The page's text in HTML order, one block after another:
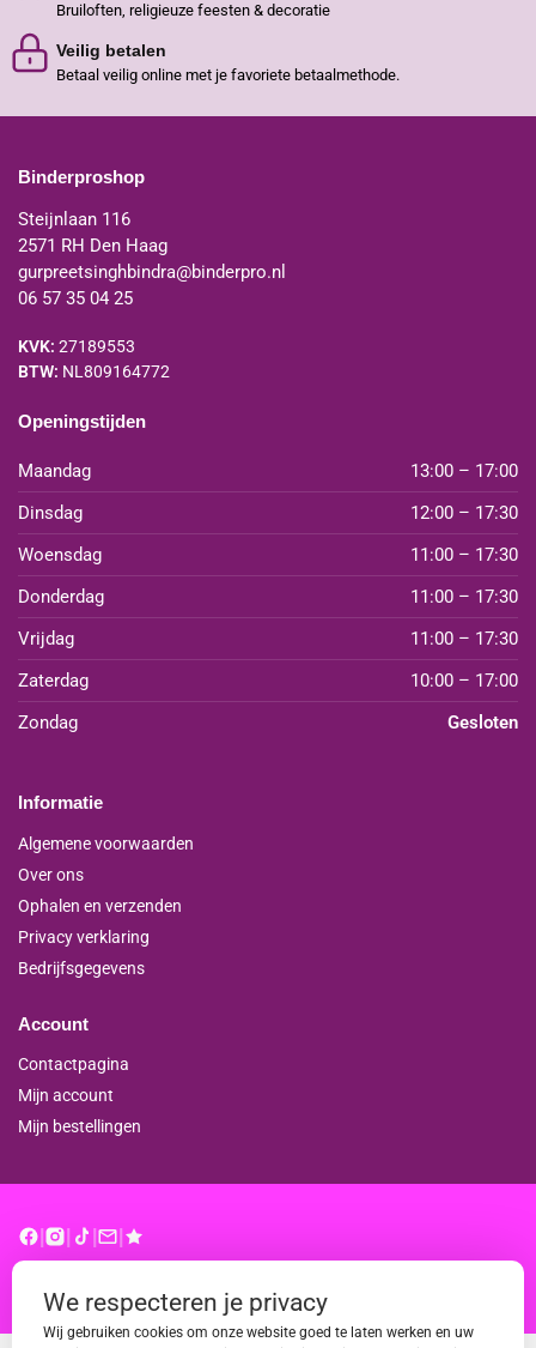
Bruiloften, religieuze feesten & decoratie
Veilig betalen
Betaal veilig online met je favoriete betaalmethode.
Binderproshop
Steijnlaan 116
2571 RH Den Haag
gurpreetsinghbindra@binderpro.nl
06 57 35 04 25
KVK: 27189553
BTW: NL809164772
Openingstijden
Maandag
13:00 – 17:00
Dinsdag
12:00 – 17:30
Woensdag
11:00 – 17:30
Donderdag
11:00 – 17:30
Vrijdag
11:00 – 17:30
Zaterdag
10:00 – 17:00
Zondag
Gesloten
Informatie
Algemene voorwaarden
Over ons
Ophalen en verzenden
Privacy verklaring
Bedrijfsgegevens
Account
Contactpagina
Mijn account
Mijn bestellingen
We respecteren je privacy
Wij gebruiken cookies om onze website goed te laten werken en uw